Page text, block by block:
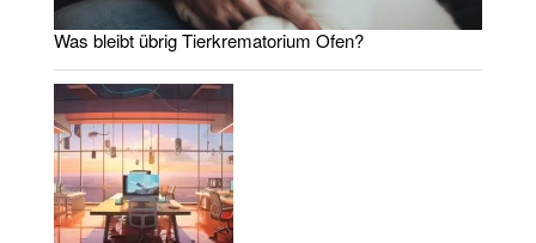
Was bleibt übrig Tierkrematorium Ofen?